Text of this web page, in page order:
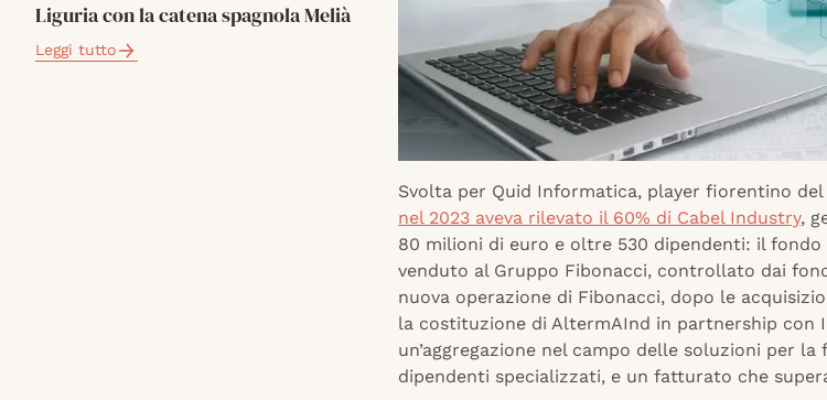
Liguria con la catena spagnola Melià
Leggi tutto
Svolta per Quid Informatica, player fiorentino
nel 2023 aveva rilevato il 60% di Cabel Industry,
80 milioni di euro e oltre 530 dipendenti: il
venduto al Gruppo Fibonacci, controllato dai
nuova operazione di Fibonacci, dopo le
la costituzione di AltermAInd in partnership con
un’aggregazione nel campo delle soluzioni per la
dipendenti specializzati, e un fatturato che